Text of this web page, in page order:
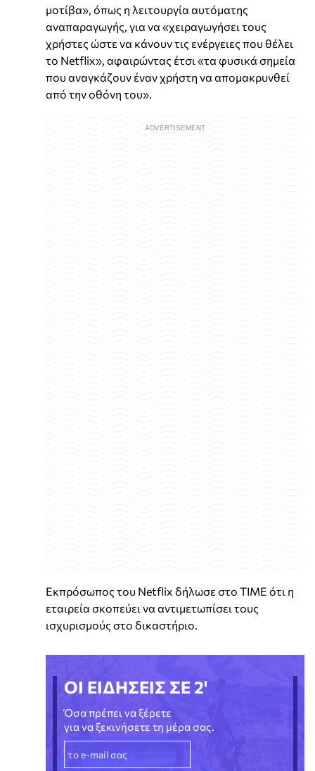
μοτίβα», όπως η λειτουργία αυτόματης
αναπαραγωγής, για να «χειραγωγήσει τους
χρήστες ώστε να κάνουν τις ενέργειες που θέλει
το Netflix», αφαιρώντας έτσι «τα φυσικά σημεία
που αναγκάζουν έναν χρήστη να απομακρυνθεί
από την οθόνη του».
Εκπρόσωπος του Netflix δήλωσε στο TIME ότι η
εταιρεία σκοπεύει να αντιμετωπίσει τους
ισχυρισμούς στο δικαστήριο.
ΟΙ ΕΙΔΗΣΕΙΣ ΣΕ 2'
Όσα πρέπει να ξέρετε
για να ξεκινήσετε τη μέρα σας.